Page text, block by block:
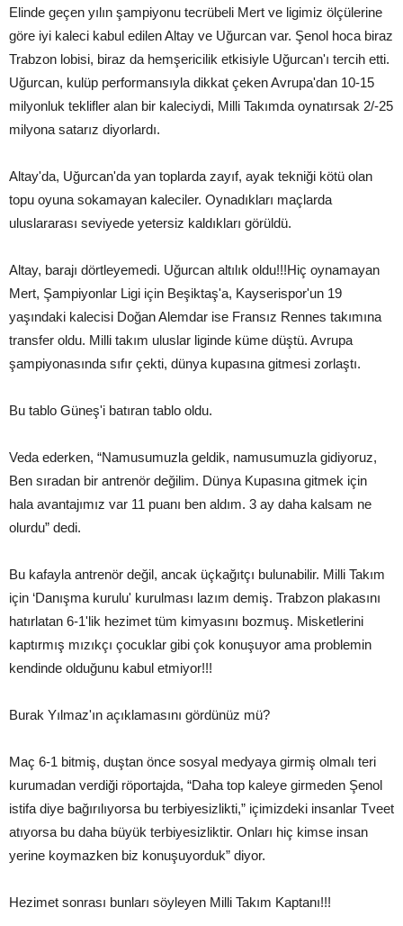
Elinde geçen yılın şampiyonu tecrübeli Mert ve ligimiz ölçülerine
göre iyi kaleci kabul edilen Altay ve Uğurcan var. Şenol hoca biraz
Trabzon lobisi, biraz da hemşericilik etkisiyle Uğurcan'ı tercih etti.
Uğurcan, kulüp performansıyla dikkat çeken Avrupa'dan 10-15
milyonluk teklifler alan bir kaleciydi, Milli Takımda oynatırsak 2/-25
milyona satarız diyorlardı.
Altay'da, Uğurcan'da yan toplarda zayıf, ayak tekniği kötü olan
topu oyuna sokamayan kaleciler. Oynadıkları maçlarda
uluslararası seviyede yetersiz kaldıkları görüldü.
Altay, barajı dörtleyemedi. Uğurcan altılık oldu!!!Hiç oynamayan
Mert, Şampiyonlar Ligi için Beşiktaş'a, Kayserispor'un 19
yaşındaki kalecisi Doğan Alemdar ise Fransız Rennes takımına
transfer oldu. Milli takım uluslar liginde küme düştü. Avrupa
şampiyonasında sıfır çekti, dünya kupasına gitmesi zorlaştı.
Bu tablo Güneş'i batıran tablo oldu.
Veda ederken, “Namusumuzla geldik, namusumuzla gidiyoruz,
Ben sıradan bir antrenör değilim. Dünya Kupasına gitmek için
hala avantajımız var 11 puanı ben aldım. 3 ay daha kalsam ne
olurdu” dedi.
Bu kafayla antrenör değil, ancak üçkağıtçı bulunabilir. Milli Takım
için ‘Danışma kurulu' kurulması lazım demiş. Trabzon plakasını
hatırlatan 6-1'lik hezimet tüm kimyasını bozmuş. Misketlerini
kaptırmış mızıkçı çocuklar gibi çok konuşuyor ama problemin
kendinde olduğunu kabul etmiyor!!!
Burak Yılmaz'ın açıklamasını gördünüz mü?
Maç 6-1 bitmiş, duştan önce sosyal medyaya girmiş olmalı teri
kurumadan verdiği röportajda, “Daha top kaleye girmeden Şenol
istifa diye bağırılıyorsa bu terbiyesizlikti,” içimizdeki insanlar Tveet
atıyorsa bu daha büyük terbiyesizliktir. Onları hiç kimse insan
yerine koymazken biz konuşuyorduk” diyor.
Hezimet sonrası bunları söyleyen Milli Takım Kaptanı!!!